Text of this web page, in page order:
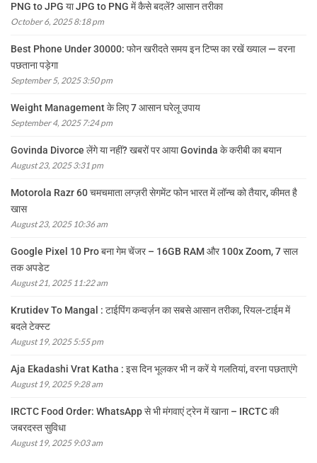
PNG to JPG या JPG to PNG में कैसे बदलें? आसान तरीका
October 6, 2025 8:18 pm
Best Phone Under 30000: फोन खरीदते समय इन टिप्स का रखें ख्याल — वरना
पछताना पड़ेगा
September 5, 2025 3:50 pm
Weight Management के लिए 7 आसान घरेलू उपाय
September 4, 2025 7:24 pm
Govinda Divorce लेंगे या नहीं? खबरों पर आया Govinda के करीबी का बयान
August 23, 2025 3:31 pm
Motorola Razr 60 चमचमाता लग्ज़री सेगमेंट फोन भारत में लॉन्च को तैयार, कीमत है
खास
August 23, 2025 10:36 am
Google Pixel 10 Pro बना गेम चेंजर – 16GB RAM और 100x Zoom, 7 साल
तक अपडेट
August 21, 2025 11:22 am
Krutidev To Mangal : टाईपिंग कन्वर्ज़न का सबसे आसान तरीका, रियल-टाईम में
बदले टेक्स्ट
August 19, 2025 5:55 pm
Aja Ekadashi Vrat Katha : इस दिन भूलकर भी न करें ये गलतियां, वरना पछताएंगे
August 19, 2025 9:28 am
IRCTC Food Order: WhatsApp से भी मंगवाएं ट्रेन में खाना – IRCTC की
जबरदस्त सुविधा
August 19, 2025 9:03 am